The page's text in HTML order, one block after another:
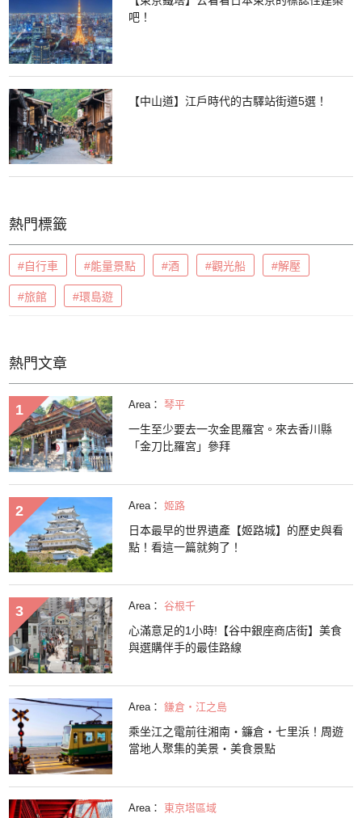
吧！
【中山道】江戶時代的古驛站街道5選！
熱門標籤
#自行車 #能量景點 #酒 #觀光船 #解壓
#旅館 #環島遊
熱門文章
Area： 琴平
一生至少要去一次金毘羅宮。來去香川縣
「金刀比羅宮」參拜
Area： 姬路
日本最早的世界遺產【姬路城】的歷史與看
點！看這一篇就夠了！
Area： 谷根千
心滿意足的1小時!【谷中銀座商店街】美食
與選購伴手的最佳路線
Area： 鎌倉・江之島
乘坐江之電前往湘南・鐮倉・七里浜！周遊
當地人聚集的美景・美食景點
Area： 東京塔區域